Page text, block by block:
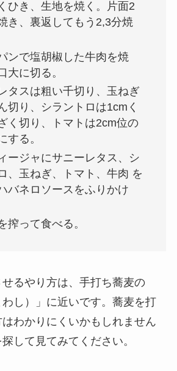
ひき、生地を焼く。片面2
き、裏返してもう2,3分焼
ンで塩胡椒した牛肉を焼
大に切る。
タスは粗い千切り、玉ねぎ
切り、シラントロは1cmく
く切り、トマトは2cm位の
する。
ージャにサニーレタス、シ
、玉ねぎ、トマト、牛肉 を
バネロソースをふりかけ
搾って食べる。
るやり方は、手打ち蕎麦の
わし）」に近いです。蕎麦を打
わかりにくいかもしれません
して見てみてください。